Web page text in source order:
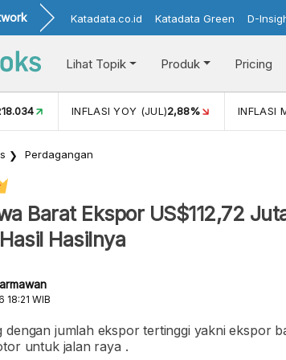
Katadata.co.id Katadata Green D-
Lihat Topik Produk Pricing
18.034 INFLASI YOY (JUL)2,88% INFLASI
Perdagangan
Barat Ekspor US$112,72
Hasilnya
18:21 WIB
dengan jumlah ekspor tertinggi yakni ekspor
untuk jalan raya .